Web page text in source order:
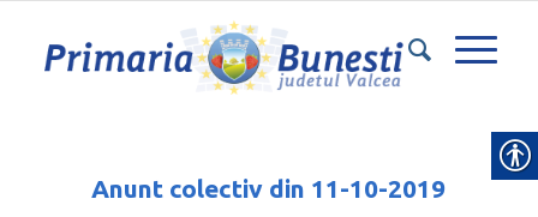
Anunt colectiv din 11-10-2019